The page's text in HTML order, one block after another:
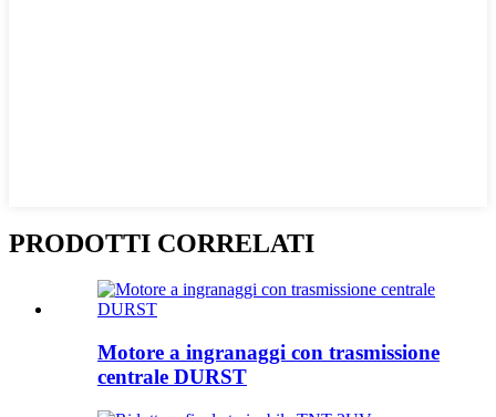
PRODOTTI CORRELATI
Motore a ingranaggi con trasmissione
centrale DURST